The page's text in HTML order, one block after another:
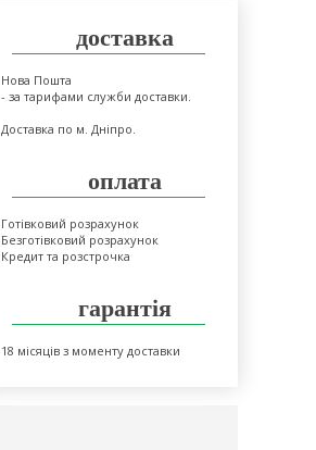
доставка
Нова Пошта
- за тарифами служби доставки.
Доставка по м. Дніпро.
оплата
Готівковий розрахунок
Безготівковий розрахунок
Кредит та розстрочка
гарантія
18 місяців з моменту доставки